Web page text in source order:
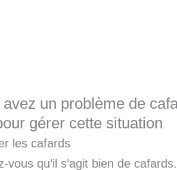
un problème de
gérer cette situation
les cafards
vous qu’il s’agit bien de